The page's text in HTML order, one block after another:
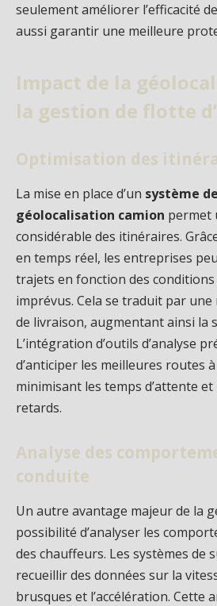
seulement améliorer l’efficacité
aussi garantir une meilleure
Impact de la
la gestion de flotte
Optimisation des
La mise en place d’un système
géolocalisation camion permet
considérable des itinéraires.
en temps réel, les entreprises
trajets en fonction des
imprévus. Cela se traduit par
de livraison, augmentant ainsi la
L’intégration d’outils d’analyse
d’anticiper les meilleures routes
minimisant les temps d’attente
retards.
Analyse des
conduite
Un autre avantage majeur de la
possibilité d’analyser les
des chauffeurs. Les systèmes de
recueillir des données sur la
brusques et l’accélération. Cette